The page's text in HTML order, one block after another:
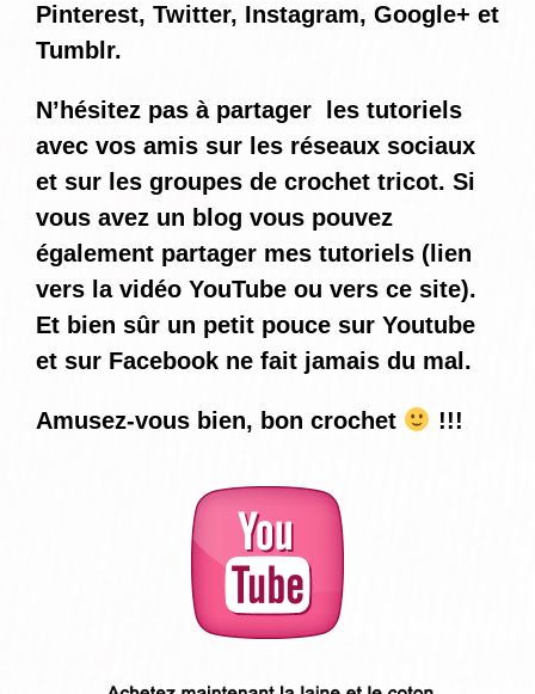
Pinterest, Twitter, Instagram, Google+ et
Tumblr.
N’hésitez pas à partager les tutoriels
avec vos amis sur les réseaux sociaux
et sur les groupes de crochet tricot. Si
vous avez un blog vous pouvez
également partager mes tutoriels (lien
vers la vidéo YouTube ou vers ce site).
Et bien sûr un petit pouce sur Youtube
et sur Facebook ne fait jamais du mal.
Amusez-vous bien, bon crochet !!!